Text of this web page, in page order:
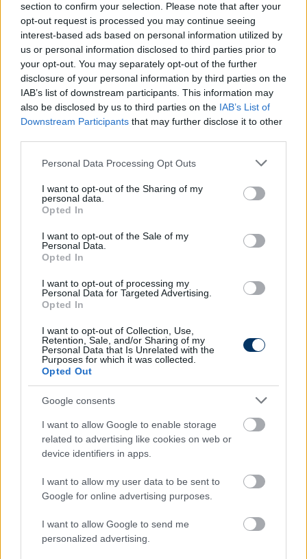
section to confirm your selection. Please note that after your
opt-out request is processed you may continue seeing
interest-based ads based on personal information utilized by
us or personal information disclosed to third parties prior to
your opt-out. You may separately opt-out of the further
disclosure of your personal information by third parties on the
IAB’s list of downstream participants. This information may
also be disclosed by us to third parties on the IAB’s List of
Downstream Participants that may further disclose it to other
Please note that this website/app uses one or more Google
not limited to your visit or usage behaviour. You may click to
grant or deny consent to Google and its third-party tags to
use your data for below specified purposes in below Google
consent section.
Personal Data Processing Opt Outs
I want to opt-out of the Sharing of my
personal data.
Opted In
I want to opt-out of the Sale of my
Personal Data.
Opted In
I want to opt-out of processing my
Personal Data for Targeted Advertising.
Opted In
I want to opt-out of Collection, Use,
Retention, Sale, and/or Sharing of my
Personal Data that Is Unrelated with the
Purposes for which it was collected.
Opted Out
Google consents
I want to allow Google to enable storage
related to advertising like cookies on web or
device identifiers in apps.
I want to allow my user data to be sent to
Google for online advertising purposes.
I want to allow Google to send me
personalized advertising.
Komáromit is bedobta a fordulás után az egyelőre a
lelátóról irányító Hornyák Zsolt, a Puskás
Akadémiának pedig voltak is veszélyes lehetőségei,
de kétszer is Deslandes mentett nagyot. A 68.
percben aztán Stronati fejelhetett volna egyenlítő
gólt, de kevéssel tévesztett egy szöglet után.
Egy perccel később viszont jött a mindent eldöntő
második vendégtalálat. Egy szép Dzsudzsák-Bódi-
Baráth-Dorian Babunskiakció végén a csatár
A hajrára fordulva, a 78. percben a csereként beállt
beadása után egy lépésről Markeket találta telibe. A
86. percben kapufát fejelt a hazai csapat: Szolnoki
kapufáról pörgött tovább, majd Ugrai rúgta ki a
labdát - még a gólvonal előtt.
Így végül maradt a 0-2, a DVSC nyert meglepetésre,
így nem került sor őrségváltásra a tabella élén, a
Loki viszont fellépett a 8. pozícióba.
OTP Bank Liga, 21. forduló:
Puskás Akadémia - DVSC 0-2 (Do. Babunski 17., 70.)
Markek - Szolnoki, Nunes, Stronati, Nagy Zs. -
Skribek, Corbu (Bakti, 80.), Favorov, Urblík (Plsek, 63.),
Gera (Komáromi, 46.) - Kozák
Gróf - Poór (Baranyai, 73.), Deslandes,
Pávkovics, Ferenczi - Bódi, Baráth, Da. Babunski
(Bényei, 61.), Szécsi - Dzsudzsák (Ugrai, 80.), Do.